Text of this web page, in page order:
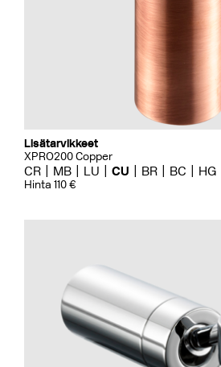
Lisätarvikkeet
XPRO200 Copper
CR MB LU CU BR BC HG
Hinta 110 €